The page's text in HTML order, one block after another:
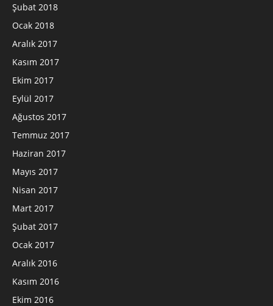
Şubat 2018
Ocak 2018
Aralık 2017
Kasım 2017
Ekim 2017
Eylül 2017
Ağustos 2017
Temmuz 2017
Haziran 2017
Mayıs 2017
Nisan 2017
Mart 2017
Şubat 2017
Ocak 2017
Aralık 2016
Kasım 2016
Ekim 2016